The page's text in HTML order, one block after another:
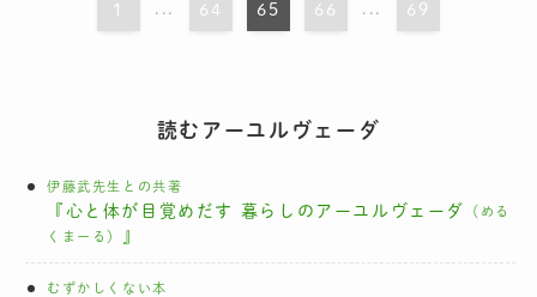
1 ... 64 65 66 ... 69
読むアーユルヴェーダ
伊藤武先生との共著
『心と体が目覚めだす 暮らしのアーユルヴェーダ
（める
くまーる）
』
むずかしくない本